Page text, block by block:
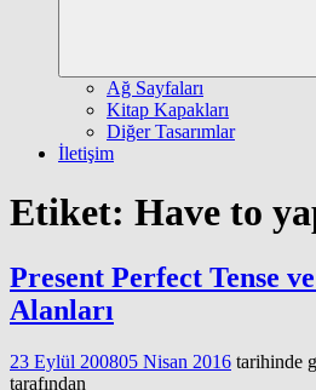
Ağ Sayfaları
Kitap Kapakları
Diğer Tasarımlar
İletişim
Etiket: Have to
Present Perfect Tense
Alanları
23 Eylül 200805 Nisan 2016 tarihinde
tarafından